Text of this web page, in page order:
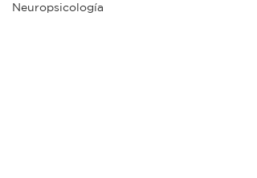
Neuropsicología